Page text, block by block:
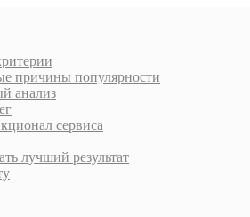
причины популярности
анализ
сервиса
лучший результат